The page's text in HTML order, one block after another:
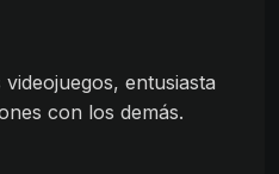
entusiasta
con los demás.